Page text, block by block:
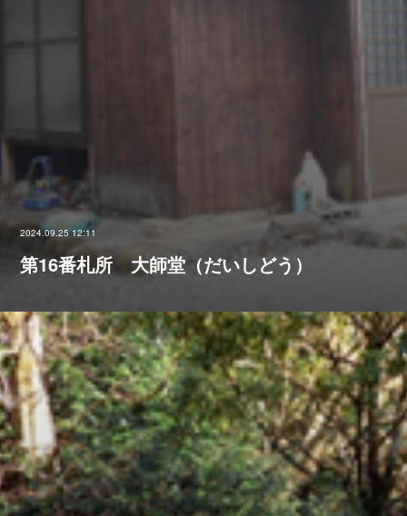
2024.09.25 12:11
第16番札所 大師堂（だいしどう）